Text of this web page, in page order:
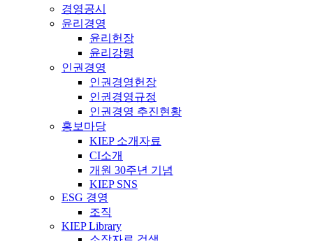
경영공시
윤리경영
윤리헌장
윤리강령
인권경영
인권경영헌장
인권경영규정
인권경영 추진현황
홍보마당
KIEP 소개자료
CI소개
개원 30주년 기념
KIEP SNS
ESG 경영
조직
KIEP Library